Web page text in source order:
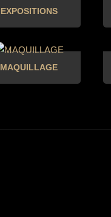
EXPOSITIONS
MAQUILLAGE